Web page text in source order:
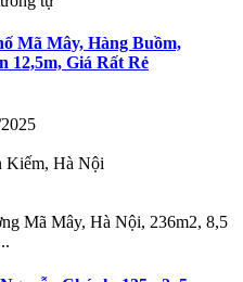
Mã Mây, Hàng Buồm,
12,5m, Giá Rất Rẻ
Kiếm, Hà Nội
Mã Mây, Hà Nội, 236m2, 8,5